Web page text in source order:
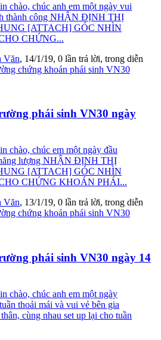
chào, chúc anh em một ngày vui
thành công NHẬN ĐỊNH THỊ
[ATTACH] GÓC NHÌN
CHỨNG...
Văn, 14/1/19, 0 lần trả lời, trong diễn
chứng khoán phái sinh VN30
phái sinh VN30 ngày
chào, chúc em một ngày đầu
lượng NHẬN ĐỊNH THỊ
[ATTACH] GÓC NHÌN
CHỨNG KHOÁN PHÁI...
Văn, 13/1/19, 0 lần trả lời, trong diễn
chứng khoán phái sinh VN30
phái sinh VN30 ngày 14
chào, chúc anh em một ngày
thoải mái và vui vẻ bên gia
cùng nhau set up lại cho tuần